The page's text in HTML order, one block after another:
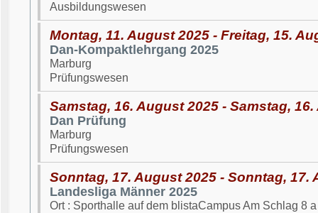
Ausbildungswesen
Montag, 11. August 2025 - Freitag, 15.
Dan-Kompaktlehrgang 2025
Marburg
Prüfungswesen
Samstag, 16. August 2025 - Samstag,
Dan Prüfung
Marburg
Prüfungswesen
Sonntag, 17. August 2025 - Sonntag, 17.
Landesliga Männer 2025
Ort : Sporthalle auf dem blistaCampus Am Schlag 8